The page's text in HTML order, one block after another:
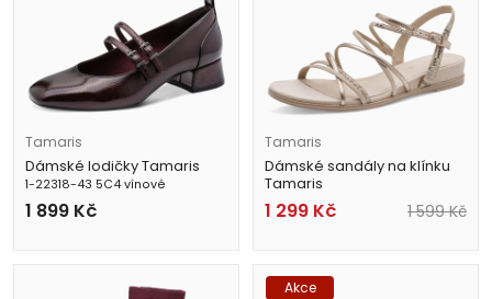
Tamaris
Dámské lodičky Tamaris
1-22318-43 5C4 vínové
1 899 Kč
Tamaris
Dámské sandály na klínku
Tamaris
1-28103-42 271 béžové
1 299 Kč 1 599Kč
Akce